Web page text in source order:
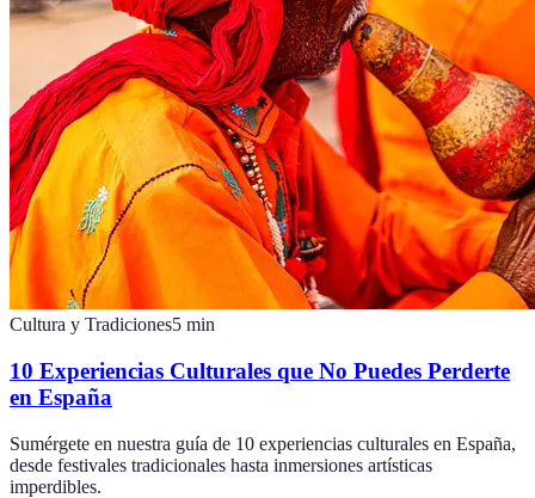
Cultura y Tradiciones5 min
10 Experiencias Culturales que No Puedes Perderte
en España
Sumérgete en nuestra guía de 10 experiencias culturales en España,
desde festivales tradicionales hasta inmersiones artísticas
imperdibles.